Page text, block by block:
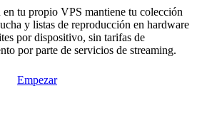
tu propio VPS mantiene tu colección
y listas de reproducción en hardware
por dispositivo, sin tarifas de
por parte de servicios de streaming.
Empezar